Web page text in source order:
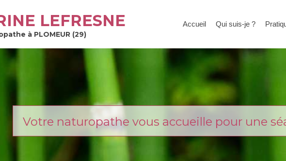
Accueil Qui suis-je ?
LEFRESNE
à PLOMEUR (29)
Votre naturopathe vous accueille pour une